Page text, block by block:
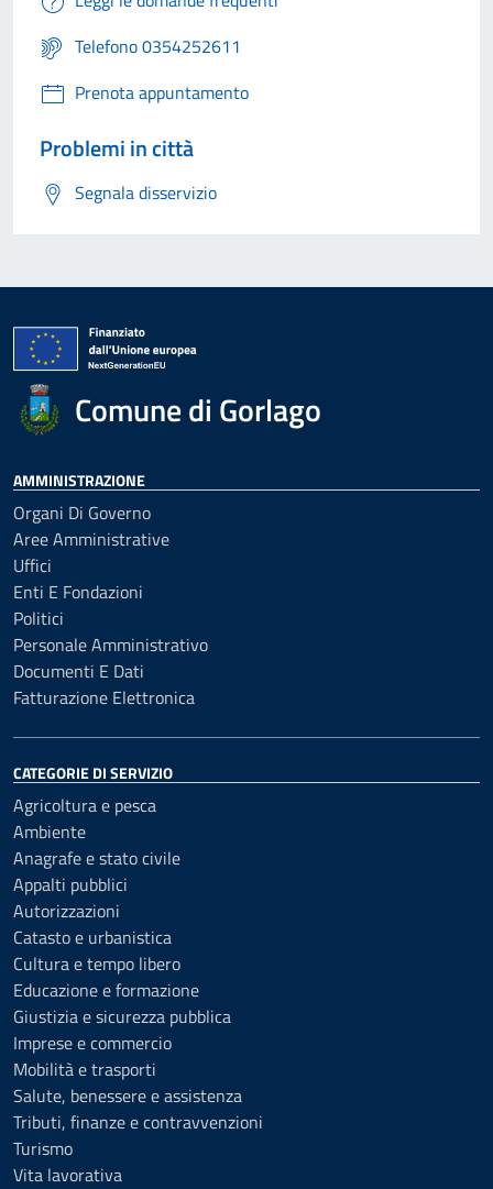
Telefono 0354252611
Prenota appuntamento
Problemi in città
Segnala disservizio
Comune di Gorlago
AMMINISTRAZIONE
Organi Di Governo
Aree Amministrative
Uffici
Enti E Fondazioni
Politici
Personale Amministrativo
Documenti E Dati
Fatturazione Elettronica
CATEGORIE DI SERVIZIO
Agricoltura e pesca
Ambiente
Anagrafe e stato civile
Appalti pubblici
Autorizzazioni
Catasto e urbanistica
Cultura e tempo libero
Educazione e formazione
Giustizia e sicurezza pubblica
Imprese e commercio
Mobilità e trasporti
Salute, benessere e assistenza
Tributi, finanze e contravvenzioni
Turismo
Vita lavorativa